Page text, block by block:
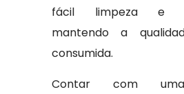
fácil limpeza e
mantendo a
consumida.
Contar com